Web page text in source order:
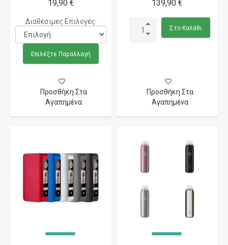
19,90 €
Διαθέσιμες Επιλογές:
Επιλέξτε Παραλλαγή
Προσθήκη Στα
Αγαπημένα
139,90 €
Στο Καλάθι
Προσθήκη Στα
Αγαπημένα